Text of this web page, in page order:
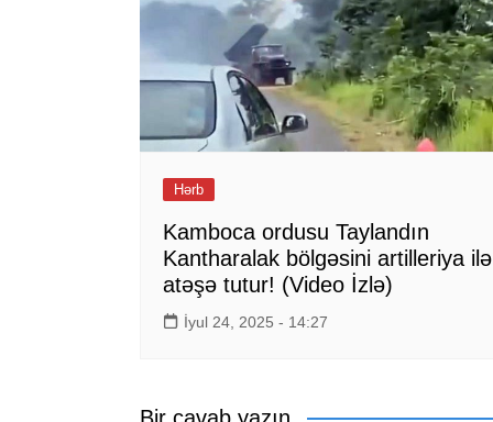
Hərb
Kamboca ordusu Taylandın
Kantharalak bölgəsini artilleriya ilə
atəşə tutur! (Video İzlə)
İyul 24, 2025 - 14:27